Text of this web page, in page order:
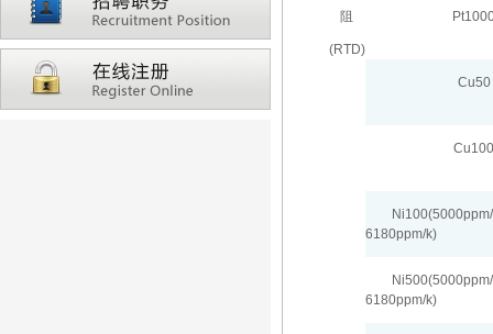
阻
(RTD)
Cu50
6180ppm/k)
6180ppm/k)